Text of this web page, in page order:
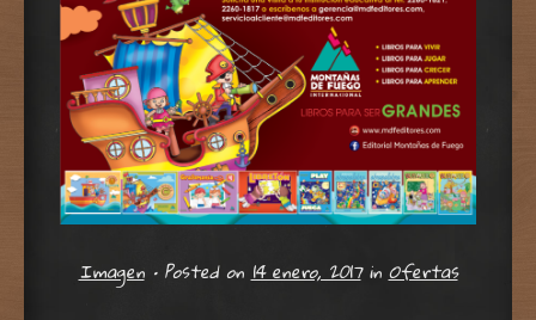
Imagen • Posted on14 enero, 2017 inOfertas